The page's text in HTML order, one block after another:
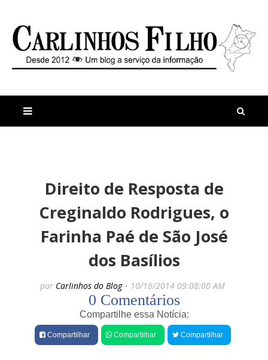
Direito de Resposta de
Creginaldo Rodrigues, o
Farinha Paé de São José
dos Basílios
por Carlinhos do Blog 10/16/2014 09:08:00 AM
0 Comentários
Compartilhe essa Notícia:
Compartilhar Compartilhar Compartilhar